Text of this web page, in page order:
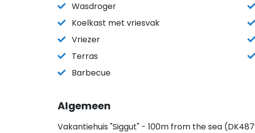
Wasdroger
Koelkast met vriesvak
Vriezer
Terras
Barbecue
Algemeen
Vakantiehuis "Siggut" - 100m from the sea